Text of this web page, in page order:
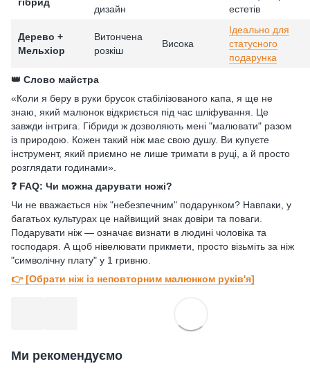
гібрид
дизайн
естетів
Дерево +
Мельхіор
Витончена
розкіш
Висока
Ідеально для
статусного
подарунка
👑 Слово майстра
«Коли я беру в руки брусок стабілізованого капа, я ще не
знаю, який малюнок відкриється під час шліфування. Це
завжди інтрига. Гібриди ж дозволяють мені "малювати" разом
із природою. Кожен такий ніж має свою душу. Ви купуєте
інструмент, який приємно не лише тримати в руці, а й просто
розглядати годинами».
❓ FAQ: Чи можна дарувати ножі?
Чи не вважається ніж "небезпечним" подарунком? Навпаки, у
багатьох культурах це найвищий знак довіри та поваги.
Подарувати ніж — означає визнати в людині чоловіка та
господаря. А щоб нівелювати прикмети, просто візьміть за ніж
"символічну плату" у 1 гривню.
👉 [Обрати ніж із неповторним малюнком руків'я]
Ми рекомендуємо